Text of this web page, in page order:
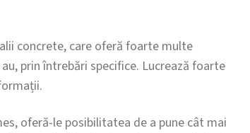
concrete, care oferă foarte multe
prin întrebări specifice. Lucrează foarte
oferă-le posibilitatea de a pune cât mai